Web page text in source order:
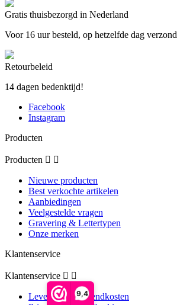
9,4
Gratis thuisbezorgd in Nederland
Voor 16 uur besteld, op hetzelfde dag
Retourbeleid
14 dagen bedenktijd!
Facebook
Instagram
Producten
Producten  
Nieuwe producten
Best verkochte artikelen
Aanbiedingen
Veelgestelde vragen
Gravering & Lettertypen
Onze merken
Klantenservice
Klantenservice  
Levertijd & Verzendkosten